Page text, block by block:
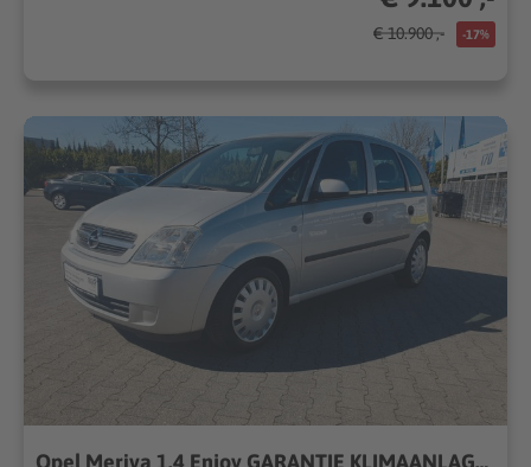
€ 10.900 ,- -17%
Opel Meriva 1.4 Enjoy GARANTIE KLIMAANLAGE TÜV NEU